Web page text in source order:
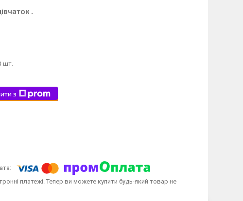
.
шт.
з
платежі. Тепер ви можете купити будь-який товар не